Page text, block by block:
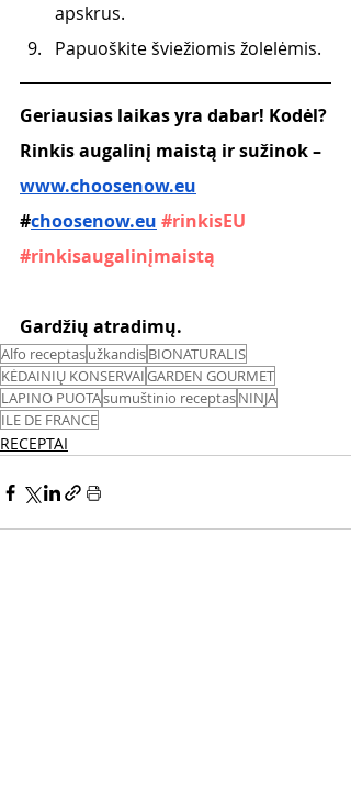
apskrus.
Papuoškite šviežiomis žolelėmis.
Geriausias laikas yra dabar! Kodėl?
Rinkis augalinį maistą ir sužinok –
www.choosenow.eu
#choosenow.eu #rinkisEU
#rinkisaugalinįmaistą
Gardžių atradimų.
Alfo receptasužkandisBIONATURALIS
KĖDAINIŲ KONSERVAIGARDEN GOURMET
LAPINO PUOTAsumuštinio receptasNINJA
ILE DE FRANCE
RECEPTAI